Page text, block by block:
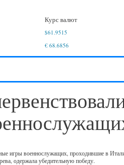
Курс валют
$61.9515
€ 68.6856
игры военнослужащих, проходившие в
одержала убедительную победу.